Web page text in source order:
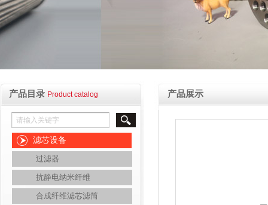
产品目录 Product catalog
滤芯设备
过滤器
抗静电纳米纤维
合成纤维滤芯滤筒
产品展示